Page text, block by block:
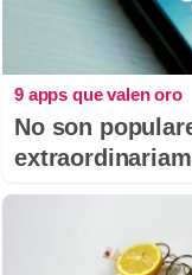
9 apps que valen oro
No son